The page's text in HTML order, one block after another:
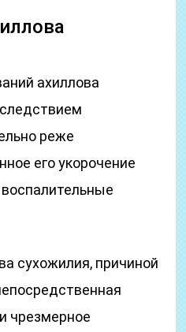
ахиллова
реже
его укорочение
сухожилия, причиной
чрезмерное